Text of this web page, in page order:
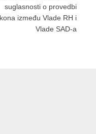
suglasnosti o provedbi
između Vlade RH i
Vlade SAD-a